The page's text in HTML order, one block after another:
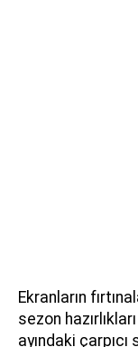
Ekranların
sezon
ayındaki